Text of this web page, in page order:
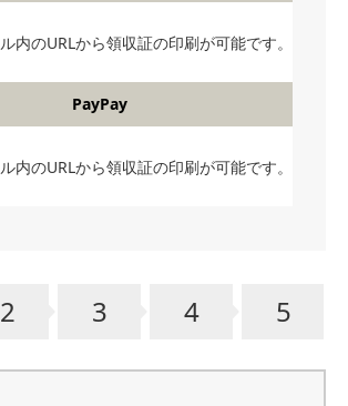
内のURLから領収証の印刷が可能です。
PayPay
内のURLから領収証の印刷が可能です。
2 3 4 5